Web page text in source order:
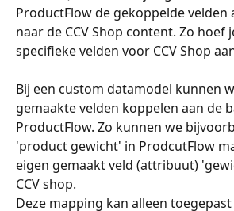
ProductFlow de gekoppelde velden
naar de CCV Shop content. Zo hoef
specifieke velden voor CCV Shop
Bij een custom datamodel kunnen
gemaakte velden koppelen aan de
ProductFlow. Zo kunnen we
'product gewicht' in ProdcutFlow
eigen gemaakt veld (attribuut)
CCV shop.
Deze mapping kan alleen